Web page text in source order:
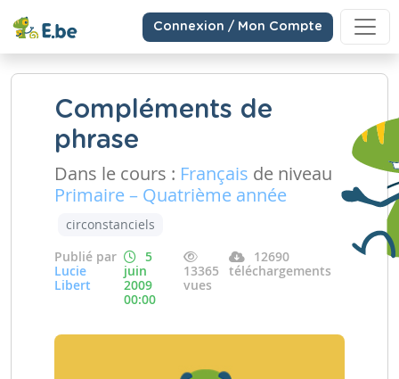
Connexion / Mon Compte
Compléments de
phrase
Dans le cours : Français de niveau
Primaire – Quatrième année
circonstanciels
Publié par
Lucie
Libert
5
juin
2009
00:00
13365
vues
12690
téléchargements